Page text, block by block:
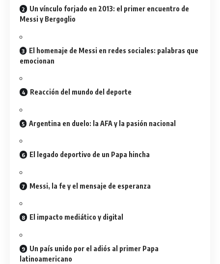
Un vínculo forjado en 2013: el primer encuentro de
Messi y Bergoglio
El homenaje de Messi en redes sociales: palabras que
emocionan
Reacción del mundo del deporte
Argentina en duelo: la AFA y la pasión nacional
El legado deportivo de un Papa hincha
Messi, la fe y el mensaje de esperanza
El impacto mediático y digital
Un país unido por el adiós al primer Papa
latinoamericano